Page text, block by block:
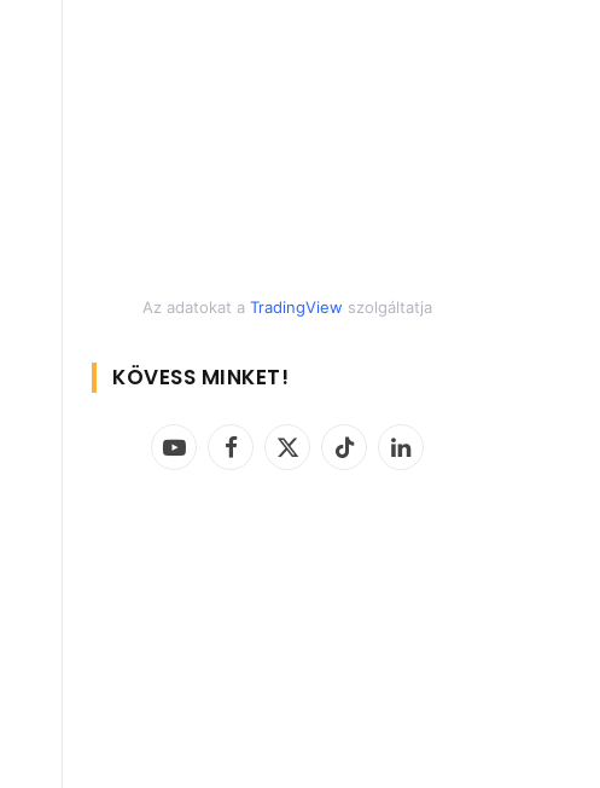
Az adatokat a TradingView szolgáltatja
KÖVESS MINKET!
YouTubeFacebook
X
TikTok LinkedIn